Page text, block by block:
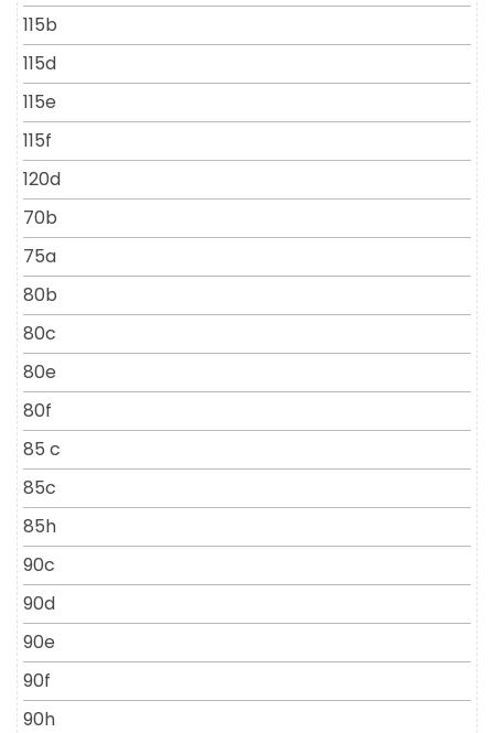
115b
115d
115e
115f
120d
70b
75a
80b
80c
80e
80f
85 c
85c
85h
90c
90d
90e
90f
90h